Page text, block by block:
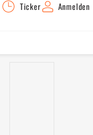
Ticker Anmelden